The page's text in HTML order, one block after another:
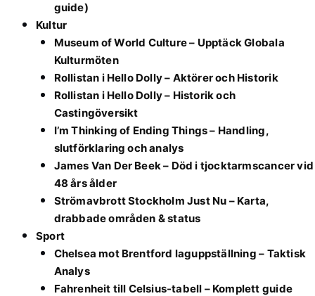
guide)
Kultur
Museum of World Culture – Upptäck Globala
Kulturmöten
Rollistan i Hello Dolly – Aktörer och Historik
Rollistan i Hello Dolly – Historik och
Castingöversikt
I’m Thinking of Ending Things – Handling,
slutförklaring och analys
James Van Der Beek – Död i tjocktarmscancer vid
48 års ålder
Strömavbrott Stockholm Just Nu – Karta,
drabbade områden & status
Sport
Chelsea mot Brentford laguppställning – Taktisk
Analys
Fahrenheit till Celsius-tabell – Komplett guide